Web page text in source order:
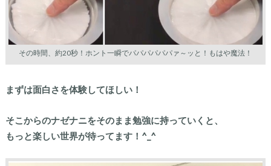
その時間、約20秒！ホント一瞬でパパパパパパァ～ッと！もはや魔法！
まずは面白さを体験してほしい！
そこからのナゼナニをそのまま勉強に持っていくと、
もっと楽しい世界が待ってます！^_^